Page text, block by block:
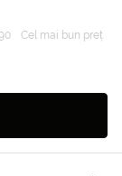
Cel mai bun preț